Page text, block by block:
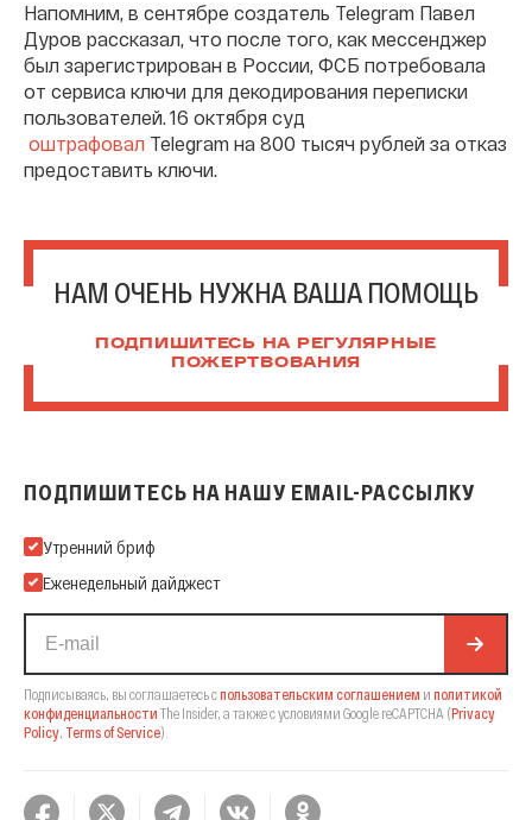
Напомним, в сентябре создатель Telegram Павел
Дуров рассказал, что после того, как мессенджер
был зарегистрирован в России, ФСБ потребовала
от сервиса ключи для декодирования переписки
пользователей. 16 октября суд
оштрафовал Telegram на 800 тысяч рублей за отказ
предоставить ключи.
НАМ ОЧЕНЬ НУЖНА ВАША ПОМОЩЬ
ПОДПИШИТЕСЬ НА РЕГУЛЯРНЫЕ
ПОЖЕРТВОВАНИЯ
ПОДПИШИТЕСЬ НА НАШУ EMAIL-РАССЫЛКУ
Подпишитесь на нашу Email-рассылку
Утренний бриф
Еженедельный дайджест
Подписываясь, вы соглашаетесь спользовательским соглашением и политикой
конфиденциальности The Insider, а также с условиями Google reCAPTCHA (Privacy
Policy, Terms of Service).